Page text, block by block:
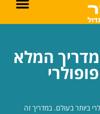
המלא
ביותר בעולם. במדריך זה